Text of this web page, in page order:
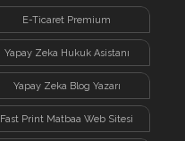
E-Ticaret Premium
Yapay Zeka Hukuk Asistanı
Yapay Zeka Blog Yazarı
Fast Print Matbaa Web Sitesi